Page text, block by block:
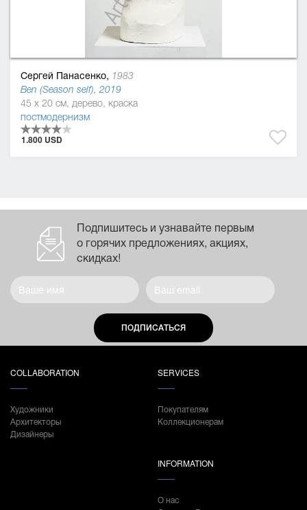
Сергей Панасенко, 1983
Ben (Season self), 2019
45 x 20 см, дерево, краска
постмодернизм
1.800 USD
Подпишитесь и узнавайте первым
о горячих предложениях, акциях,
скидках!
ПОДПИСАТЬСЯ
COLLABORATION
Художники
Архитекторы
Дизайнеры
SERVICES
Покупателям
Коллекционерам
INFORMATION
О нас